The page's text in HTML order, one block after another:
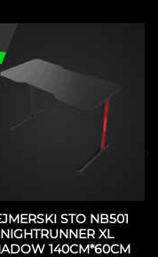
STO NB501
NIGHTRUNNER XL
140CM*60CM